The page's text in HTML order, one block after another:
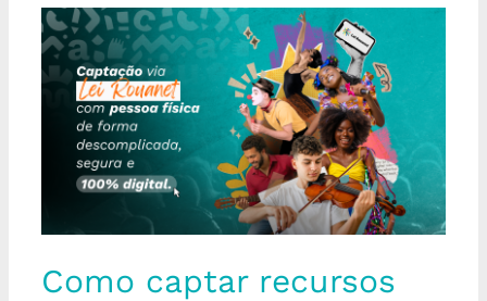
Como captar recursos
Como
captar
recursos
com
pessoas
físicas
instituições